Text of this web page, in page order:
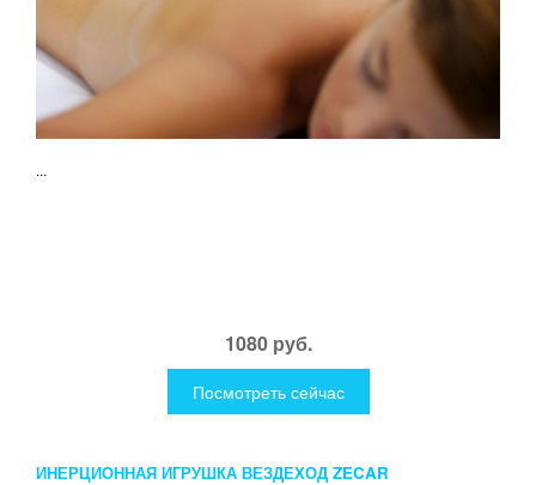
...
1080 руб.
Посмотреть сейчас
ИНЕРЦИОННАЯ ИГРУШКА ВЕЗДЕХОД ZECAR